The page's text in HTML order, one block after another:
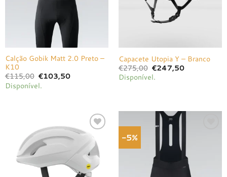
Calção Gobik Matt 2.0 Preto –
K10
€115,00 O
preço
original
€103,50O
Disponível.
Capacete Utopia Y – Branco
€275,00 O
preço
original
€247,50O
Disponível.
Adicionar
à lista de
desejos
-5%